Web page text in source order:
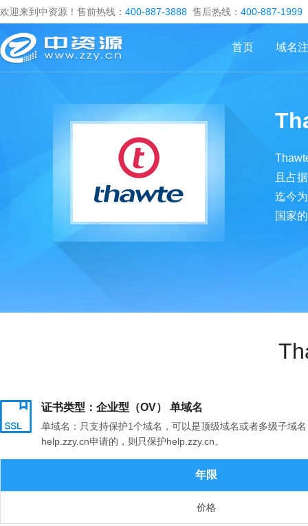
欢迎来到中资源！售前热线： 400-887-3888 售后热线： 400-887-1999
域名
首页
且占
迄今
国家
证书类型：企业型（OV） 单域名
单域名：只支持保护1个域名，可以是顶级域名或者多级子域
help.zzy.cn申请的，则只保护help.zzy.cn。
年限
价格